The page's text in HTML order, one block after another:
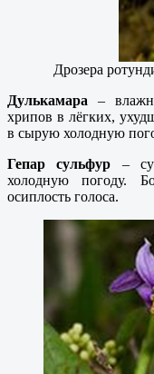
Дрозера
Дулькамара –
хрипов в лёгких,
в сырую холодную
Гепар сульфур –
холодную погоду.
осиплость голоса.